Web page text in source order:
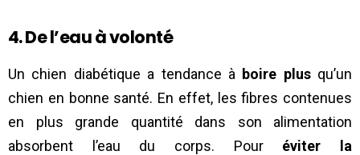
4. De l’eau à volonté
Un chien diabétique a tendance à boire plusqu’un
chien en bonne santé. En effet, les fibres contenues
en plus grande quantité dans son alimentation
absorbent l’eau du corps. Pour éviter la